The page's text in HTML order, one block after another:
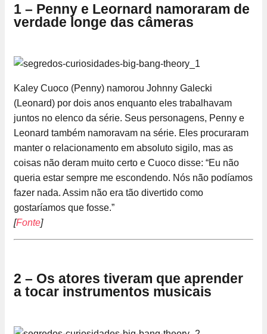
1 – Penny e Leornard namoraram de
verdade longe das câmeras
Kaley Cuoco (Penny) namorou Johnny Galecki
(Leonard) por dois anos enquanto eles trabalhavam
juntos no elenco da série. Seus personagens, Penny e
Leonard também namoravam na série. Eles procuraram
manter o relacionamento em absoluto sigilo, mas as
coisas não deram muito certo e Cuoco disse: “Eu não
queria estar sempre me escondendo. Nós não podíamos
fazer nada. Assim não era tão divertido como
gostaríamos que fosse.”
[Fonte]
2 – Os atores tiveram que aprender
a tocar instrumentos musicais